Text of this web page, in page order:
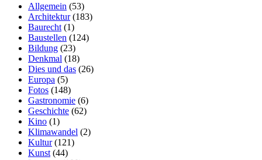
Allgemein (53)
Architektur(183)
Baurecht (1)
Baustellen (124)
Bildung (23)
Denkmal (18)
Dies und das (26)
Europa (5)
Fotos (148)
Gastronomie (6)
Geschichte (62)
Kino (1)
Klimawandel (2)
Kultur(121)
Kunst (44)